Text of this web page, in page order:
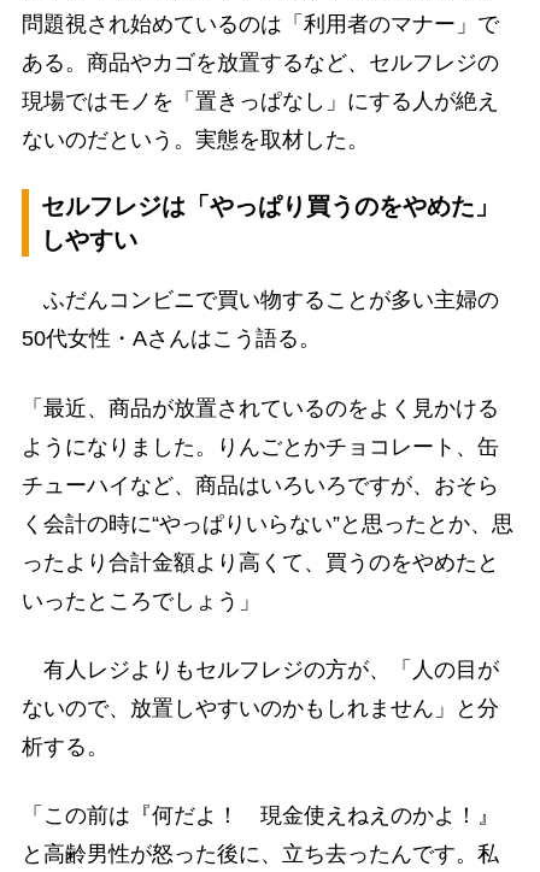
問題視され始めているのは「利用者のマナー」で
ある。商品やカゴを放置するなど、セルフレジの
現場ではモノを「置きっぱなし」にする人が絶え
ないのだという。実態を取材した。
セルフレジは「やっぱり買うのをやめた」
しやすい
ふだんコンビニで買い物することが多い主婦の
50代女性・Aさんはこう語る。
「最近、商品が放置されているのをよく見かける
ようになりました。りんごとかチョコレート、缶
チューハイなど、商品はいろいろですが、おそら
く会計の時に“やっぱりいらない”と思ったとか、思
ったより合計金額より高くて、買うのをやめたと
いったところでしょう」
有人レジよりもセルフレジの方が、「人の目が
ないので、放置しやすいのかもしれません」と分
析する。
「この前は『何だよ！ 現金使えねえのかよ！』
と高齢男性が怒った後に、立ち去ったんです。私